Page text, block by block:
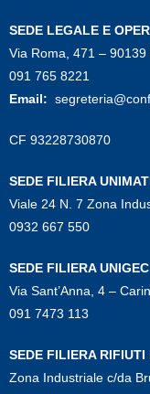
SEDE LEGALE E
Via Roma, 471 – 90139
091 765 8221
Email:
CF 93228730870
SEDE FILIERA
Viale 24 N. 7 Zona
0932 667 550
SEDE FILIERA UNIGEC
Via Sant’Anna, 4 –
091 7473 113
SEDE FILIERA RIFIUTI
Zona Industriale c/da